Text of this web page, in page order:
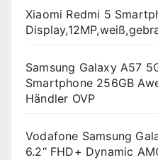
Xiaomi Redmi 5
Samsung Galaxy A57
Smartphone 256GB
Händler OVP
Vodafone Samsung
6.2“ FHD+ Dynamic